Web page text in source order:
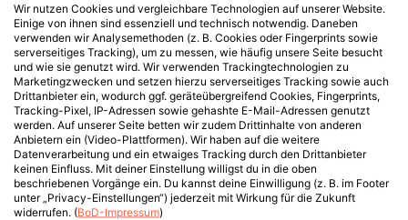
Wir nutzen Cookies und vergleichbare Technologien auf unserer Website.
Einige von ihnen sind essenziell und technisch notwendig. Daneben
verwenden wir Analysemethoden (z. B. Cookies oder Fingerprints sowie
serverseitiges Tracking), um zu messen, wie häufig unsere Seite besucht
und wie sie genutzt wird. Wir verwenden Trackingtechnologien zu
Marketingzwecken und setzen hierzu serverseitiges Tracking sowie auch
Drittanbieter ein, wodurch ggf. geräteübergreifend Cookies, Fingerprints,
Tracking-Pixel, IP-Adressen sowie gehashte E-Mail-Adressen genutzt
werden. Auf unserer Seite betten wir zudem Drittinhalte von anderen
Anbietern ein (Video-Plattformen). Wir haben auf die weitere
Datenverarbeitung und ein etwaiges Tracking durch den Drittanbieter
keinen Einfluss. Mit deiner Einstellung willigst du in die oben
beschriebenen Vorgänge ein. Du kannst deine Einwilligung (z. B. im Footer
unter „Privacy-Einstellungen“) jederzeit mit Wirkung für die Zukunft
widerrufen. (BoD-Impressum)